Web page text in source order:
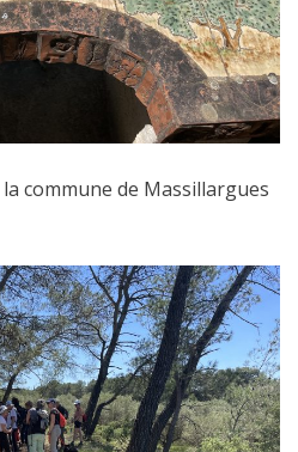
commune de Massillargues